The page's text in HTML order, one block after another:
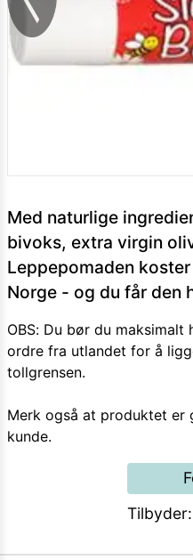
Med naturlige
bivoks, extra virgin
Leppepomaden
Norge - og du får den
OBS: Du bør du
ordre fra utlandet for å
tollgrensen.
Merk også at produktet er
kunde.
Tilbyder: